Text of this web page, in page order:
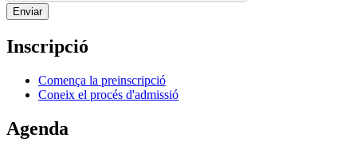
Inscripció
Comença la preinscripció
Coneix el procés d'admissió
Agenda